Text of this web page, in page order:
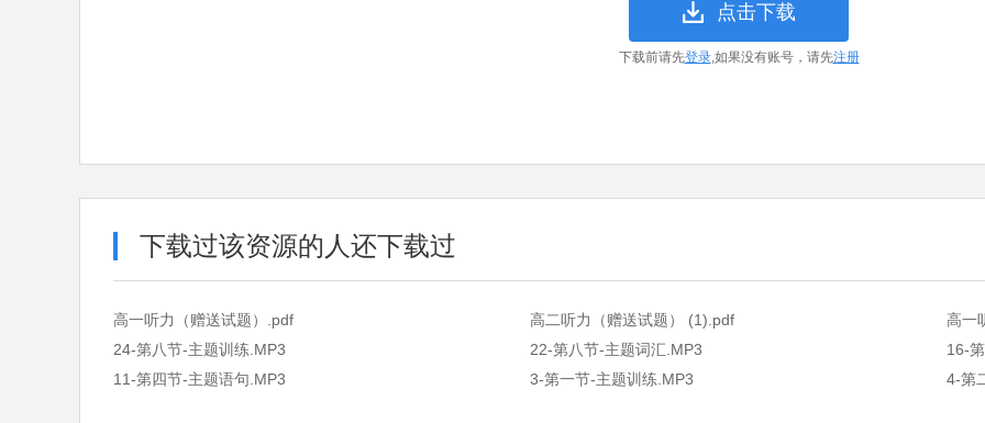
点击下载
下载前请先登录,如果没有账号，请先注册
下载过该资源的人还下载过
高一听力（赠送试题）.pdf 高二听力（赠送试题） (1).pdf
高一
24-第八节-主题训练.MP3
22-第八节-主题词汇.MP3
16-
11-第四节-主题语句.MP3
3-第一节-主题训练.MP3 4-第